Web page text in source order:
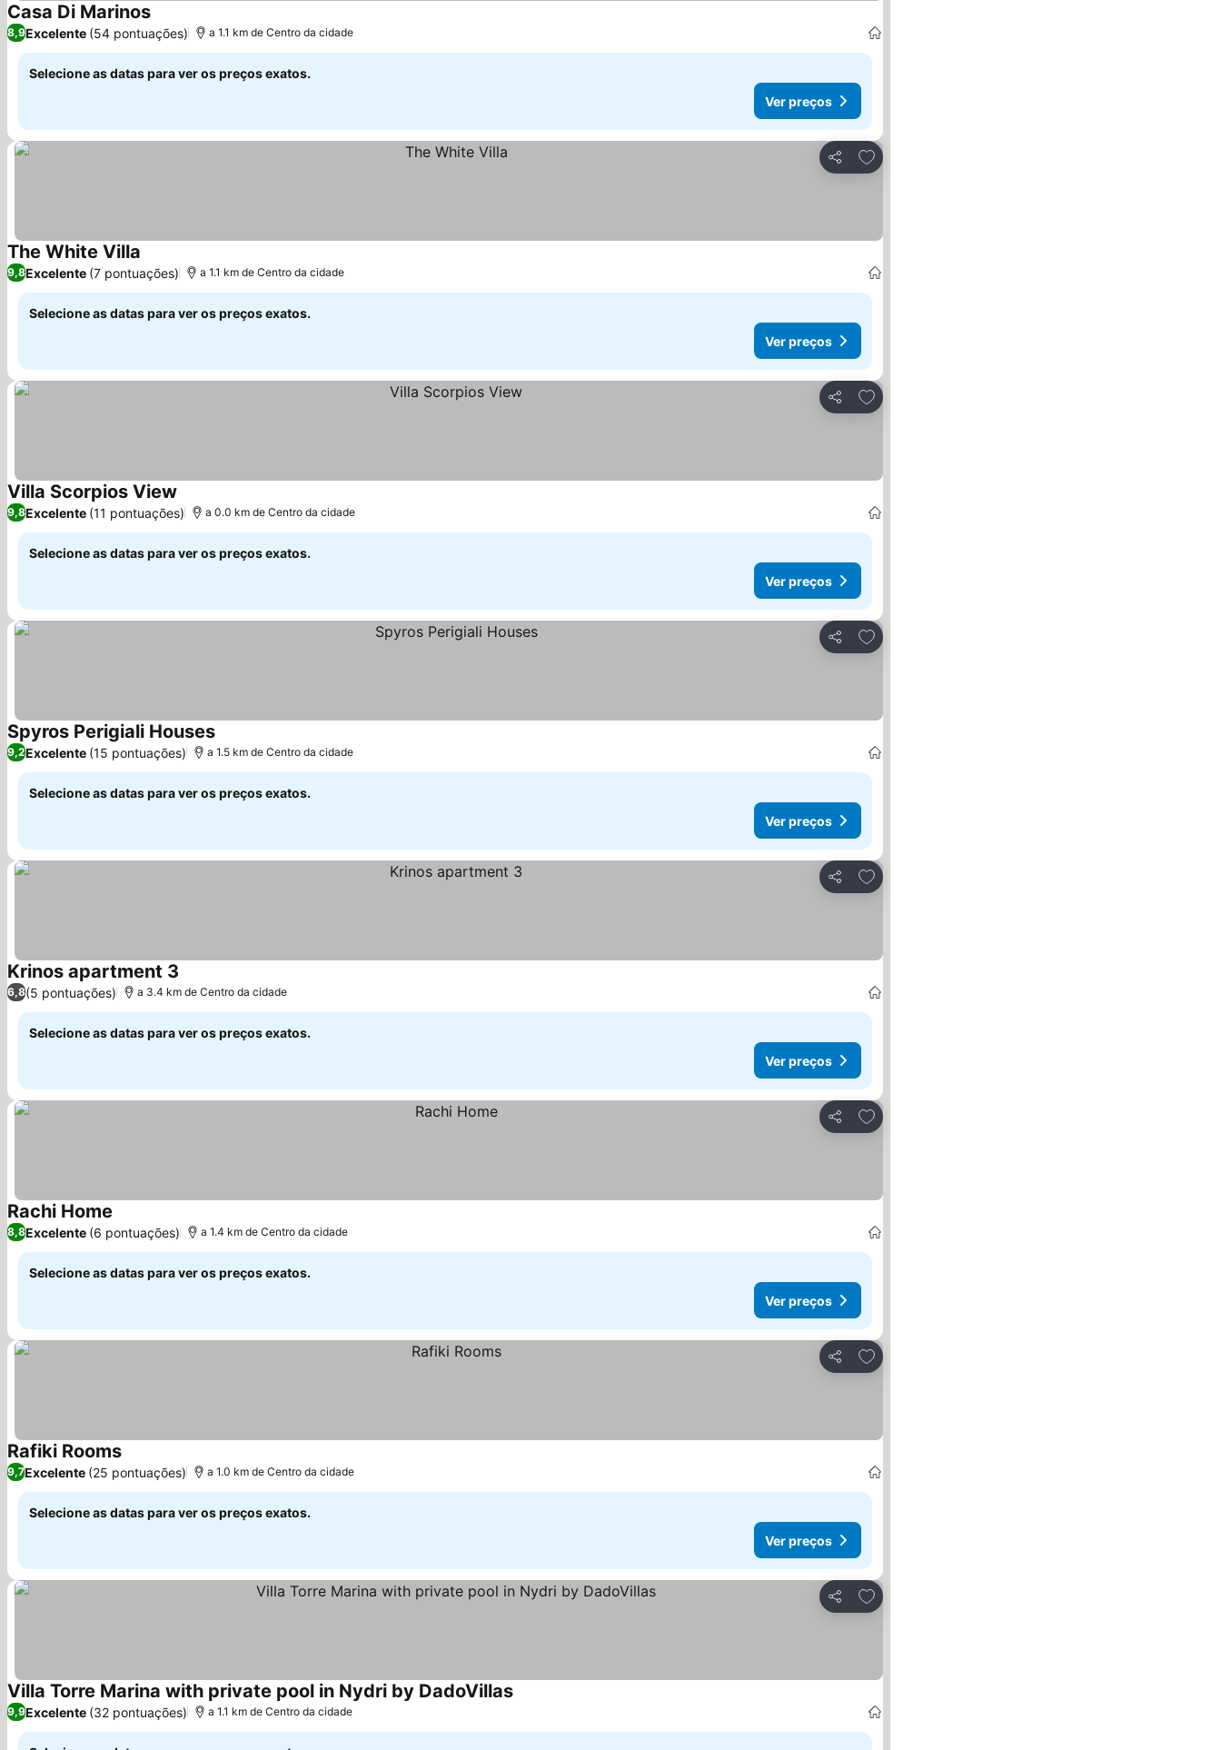
Casa Di MarinosVer preços
8,9Excelente (54 pontuações) a 1.1 km de Centro da cidade
Selecione as datas para ver os preços exatos.
Ver preços
Partilhar
Adicionar aos favoritos
The White Villa Ver preços
9,8Excelente (7 pontuações) a 1.1 km de Centro da cidade
Selecione as datas para ver os preços exatos.
Ver preços
Partilhar
Adicionar aos favoritos
Villa Scorpios View Ver preços
9,8Excelente (11 pontuações) a 0.0 km de Centro da cidade
Selecione as datas para ver os preços exatos.
Ver preços
Partilhar
Adicionar aos favoritos
Spyros Perigiali HousesVer preços
9,2Excelente (15 pontuações) a 1.5 km de Centro da cidade
Selecione as datas para ver os preços exatos.
Ver preços
Partilhar
Adicionar aos favoritos
Krinos apartment 3
6,8(5 pontuações) a 3.4 km de Centro da cidade
Selecione as datas para ver os preços exatos.
Ver preços
Partilhar
Adicionar aos favoritos
Rachi Home
8,8Excelente (6 pontuações) a 1.4 km de Centro da cidade
Selecione as datas para ver os preços exatos.
Ver preços
Partilhar
Adicionar aos favoritos
Rafiki RoomsVer preços
9,7Excelente (25 pontuações) a 1.0 km de Centro da cidade
Selecione as datas para ver os preços exatos.
Ver preços
Partilhar
Adicionar aos favoritos
Villa Torre Marina with private pool in Nydri by DadoVillasVer preços
9,9Excelente (32 pontuações) a 1.1 km de Centro da cidade